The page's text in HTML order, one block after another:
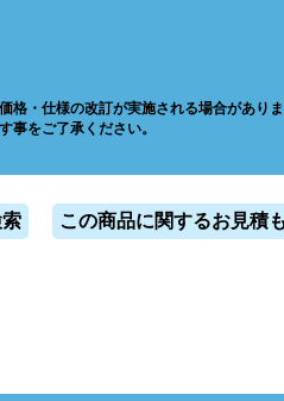
格・仕様の改訂が実施される場合があり
事をご了承ください。
この商品に関するお見積